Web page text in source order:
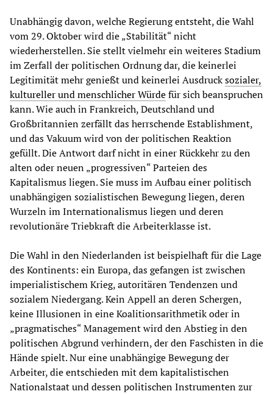
Unabhängig davon, welche Regierung entsteht, die Wahl
vom 29. Oktober wird die „Stabilität“ nicht
wiederherstellen. Sie stellt vielmehr ein weiteres Stadium
im Zerfall der politischen Ordnung dar, die keinerlei
Legitimität mehr genießt und keinerlei Ausdrucksozialer,
kultureller und menschlicher Würdefür sich beanspruchen
kann. Wie auch in Frankreich, Deutschland und
Großbritannien zerfällt das herrschende Establishment,
und das Vakuum wird von der politischen Reaktion
gefüllt. Die Antwort darf nicht in einer Rückkehr zu den
alten oder neuen „progressiven“ Parteien des
Kapitalismus liegen. Sie muss im Aufbau einer politisch
unabhängigen sozialistischen Bewegung liegen, deren
Wurzeln im Internationalismus liegen und deren
revolutionäre Triebkraft die Arbeiterklasse ist.
Die Wahl in den Niederlanden ist beispielhaft für die Lage
des Kontinents: ein Europa, das gefangen ist zwischen
imperialistischem Krieg, autoritären Tendenzen und
sozialem Niedergang. Kein Appell an deren Schergen,
keine Illusionen in eine Koalitionsarithmetik oder in
„pragmatisches“ Management wird den Abstieg in den
politischen Abgrund verhindern, der den Faschisten in die
Hände spielt. Nur eine unabhängige Bewegung der
Arbeiter, die entschieden mit dem kapitalistischen
Nationalstaat und dessen politischen Instrumenten zur